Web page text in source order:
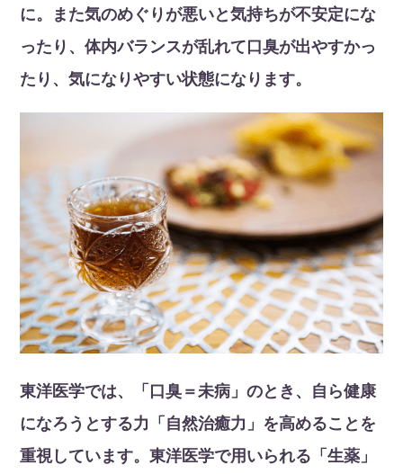
に。また気のめぐりが悪いと気持ちが不安定にな
ったり、体内バランスが乱れて口臭が出やすかっ
たり、気になりやすい状態になります。
東洋医学では、「口臭＝未病」のとき、自ら健康
になろうとする力「自然治癒力」を高めることを
重視しています。東洋医学で用いられる「生薬」